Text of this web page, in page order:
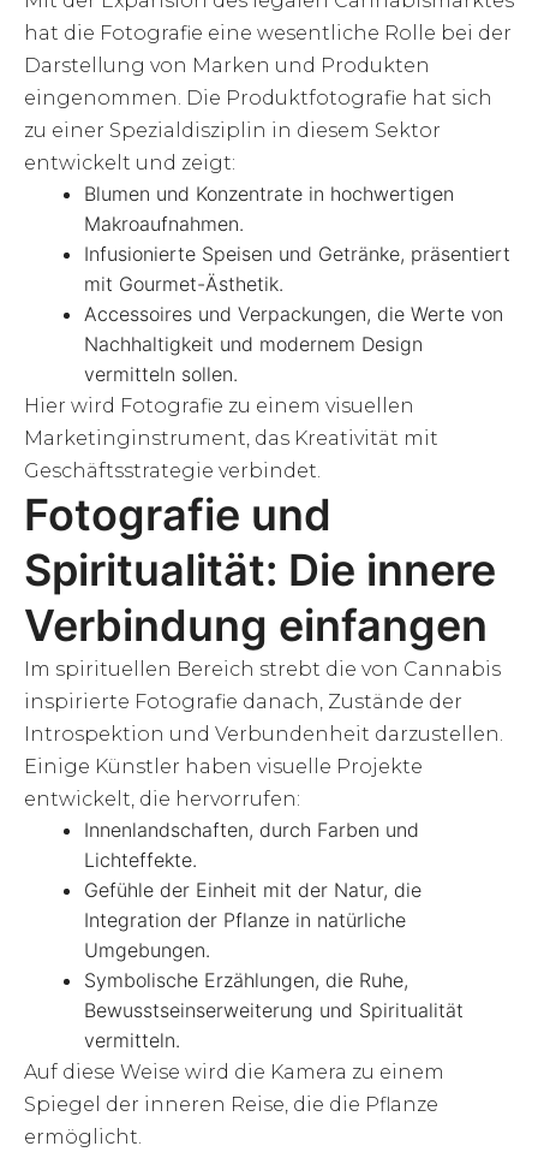
hat die Fotografie eine wesentliche Rolle bei der
Darstellung von Marken und Produkten
eingenommen. Die Produktfotografie hat sich
zu einer Spezialdisziplin in diesem Sektor
entwickelt und zeigt:
Blumen und Konzentrate in hochwertigen
Makroaufnahmen.
Infusionierte Speisen und Getränke, präsentiert
mit Gourmet-Ästhetik.
Accessoires und Verpackungen, die Werte von
Nachhaltigkeit und modernem Design
vermitteln sollen.
Hier wird Fotografie zu einem visuellen
Marketinginstrument, das Kreativität mit
Geschäftsstrategie verbindet.
Fotografie und
Spiritualität: Die innere
Verbindung einfangen
Im spirituellen Bereich strebt die von Cannabis
inspirierte Fotografie danach, Zustände der
Introspektion und Verbundenheit darzustellen.
Einige Künstler haben visuelle Projekte
entwickelt, die hervorrufen:
Innenlandschaften, durch Farben und
Lichteffekte.
Gefühle der Einheit mit der Natur, die
Integration der Pflanze in natürliche
Umgebungen.
Symbolische Erzählungen, die Ruhe,
Bewusstseinserweiterung und Spiritualität
vermitteln.
Auf diese Weise wird die Kamera zu einem
Spiegel der inneren Reise, die die Pflanze
ermöglicht.